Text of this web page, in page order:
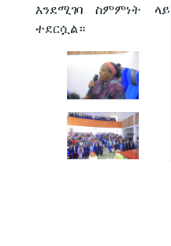
እንደሚገባ ስምምነት ላይ
ተደርሷል።